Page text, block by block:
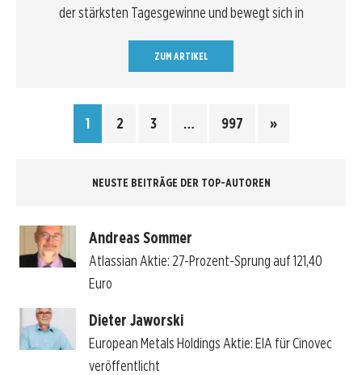
der stärksten Tagesgewinne und bewegt sich in
ZUM ARTIKEL
1 2 3 … 997 »
NEUSTE BEITRÄGE DER TOP-AUTOREN
Andreas Sommer
Atlassian Aktie: 27-Prozent-Sprung auf 121,40
Euro
Dieter Jaworski
European Metals Holdings Aktie: EIA für Cinovec
veröffentlicht